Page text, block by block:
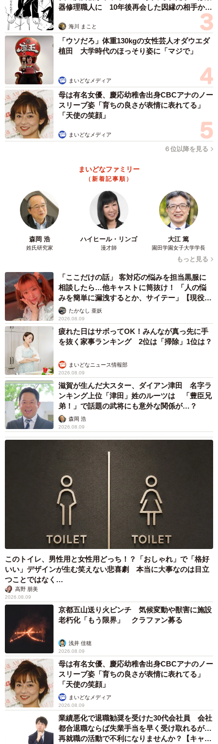
5/19
日帰りだったのに前回よりも下痢がひどいボクちゃん（くるねこ大和さ
ん提供）
図解ヤギのウンコ（くるねこ大和さん提供）
そして次の外出の時は、朝に外出し夜に帰宅するように予
定を組みました。しかし実際に予定を実行すると、寂しが
り屋のボクちゃんはくるねこ大和さんと離れたストレスか
ら、完全な下痢をしてしまいます。以前外泊した際も、ボ
クちゃんはやや下痢気味になっていたため、今回は日帰り
にして正解だったと考えるくるねこ大和さんでした。当時
の様子について、実際にくるねこ大和さんに話を聞きまし
日帰りにしても許されなかった…
ー前回のお出かけの時は10年ぶりの外泊とのことだったの
ですが、長く家を空けなかった理由はやはり動物たちの存
在だったのでしょうか？
そうです。特にここ10年以上はいつもシニアの猫がいるた
め、ご飯や投薬（時間や順番）など細かいケアが必要で、
これを夫がワンオペでやるのはかなりの負担なんです。な
ので外泊していませんでした。
ー長年山羊と生活していると表情で感情がわかるのでしょ
うか？
悲しい時には、声を出して泣くわけではないのですが、ず
ーーーーーーっとついて回って頭をくっつけて動かないん
器修理職人に 10年後再会した因縁の相手から
海川 まこと
「ウソだろ」体重130kgの女性芸人オダウエダ
植田 大学時代のほっそり姿に「マジで」
まいどなメディア
母は有名女優、慶応幼稚舎出身CBCアナのノー
スリーブ姿「育ちの良さが表情に表れてる」
「天使の笑顔」
まいどなメディア
６位以降を見る
まいどなファミリー
（新着記事順）
森岡 浩
姓氏研究家
ハイヒール・リンゴ
漫才師
大江 篤
園田学園女子大学学長
もっと見る
「ここだけの話」 客対応の悩みを担当黒服に
相談したら…他キャストに筒抜け！ 「人の悩
みを簡単に漏洩するとか、サイテー」【現役キ
ャストに取材】
たかなし 亜妖
2026.08.09
疲れた日はサボってOK！みんなが真っ先に手
を抜く家事ランキング 2位は「掃除」1位は？
まいどなニュース情報部
2026.08.09
滋賀が生んだ大スター、ダイアン津田 名字ラ
ンキング上位「津田」姓のルーツは 「豊臣兄
弟！」で話題の武将にも意外な関係が…？
森岡 浩
2026.08.09
このトイレ、男性用と女性用どっち！？「おしゃれ」で「格好
いい」デザインが生む笑えない悲喜劇 本当に大事なのは目立
つことではなく…
高野 朋美
2026.08.09
京都五山送り火ピンチ 気候変動や獣害に施設
老朽化「もう限界」 クラファン募る
浅井 佳穂
2026.08.09
母は有名女優、慶応幼稚舎出身CBCアナのノー
スリーブ姿「育ちの良さが表情に表れてる」
「天使の笑顔」
まいどなメディア
2026.08.09
業績悪化で退職勧奨を受けた30代会社員 会社
都合退職ならば失業手当を早く受け取れるが…
再就職の活動で不利になりませんか？【キャリ